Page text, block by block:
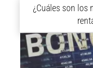
¿Cuáles son los